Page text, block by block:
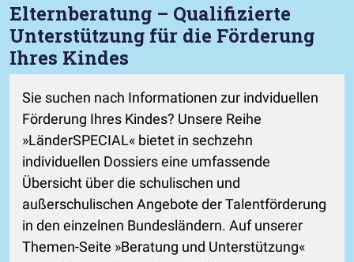
Elternberatung – Qualifizierte
Unterstützung für die Förderung
Ihres Kindes
Sie suchen nach Informationen zur indviduellen
Förderung Ihres Kindes? Unsere Reihe
»LänderSPECIAL« bietet in sechzehn
individuellen Dossiers eine umfassende
Übersicht über die schulischen und
außerschulischen Angebote der Talentförderung
in den einzelnen Bundesländern. Auf unserer
Themen-Seite »Beratung und Unterstützung«